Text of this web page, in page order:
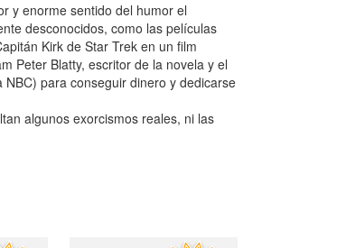
y enorme sentido del humor el
desconocidos, como las películas
Kirk de Star Trek en un film
Peter Blatty, escritor de la novela y el
para conseguir dinero y dedicarse
algunos exorcismos reales, ni las